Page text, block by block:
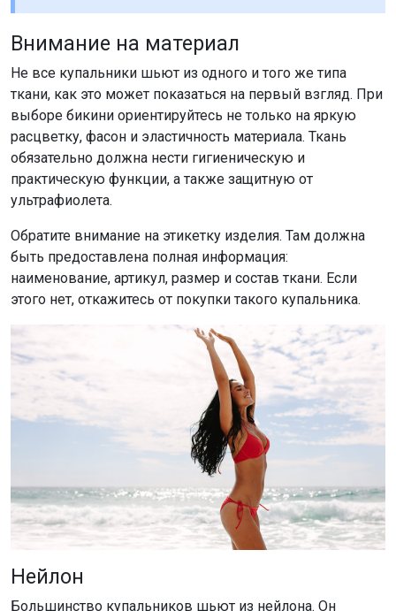
Внимание на материал
Не все купальники шьют из одного и того же типа
ткани, как это может показаться на первый взгляд. При
выборе бикини ориентируйтесь не только на яркую
расцветку, фасон и эластичность материала. Ткань
обязательно должна нести гигиеническую и
практическую функции, а также защитную от
ультрафиолета.
Обратите внимание на этикетку изделия. Там должна
быть предоставлена полная информация:
наименование, артикул, размер и состав ткани. Если
этого нет, откажитесь от покупки такого купальника.
Нейлон
Большинство купальников шьют из нейлона. Он